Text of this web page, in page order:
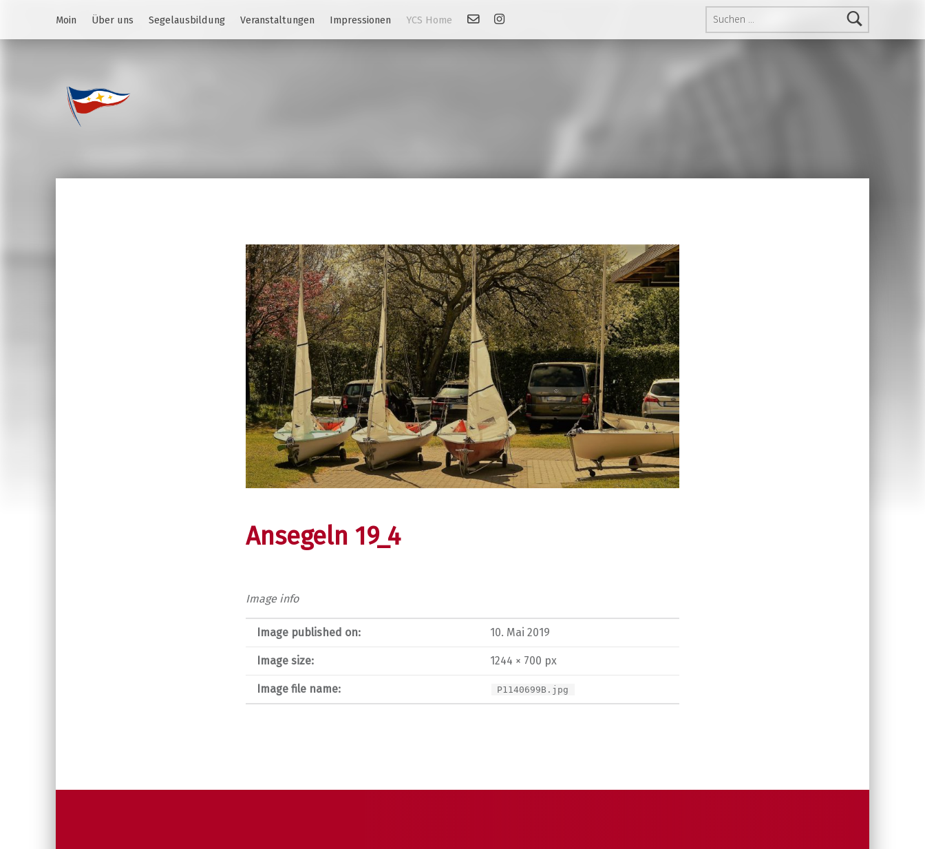
Suchen nach:
Moin
Über uns Segelausbildung Veranstaltungen Impressionen YCS Home KontaktLink: Instagram
Ansegeln 19_4
Image info
Image published on: 10. Mai 2019
Image size: 1244 × 700 px
Image file name: P1140699B.jpg
Post navigation